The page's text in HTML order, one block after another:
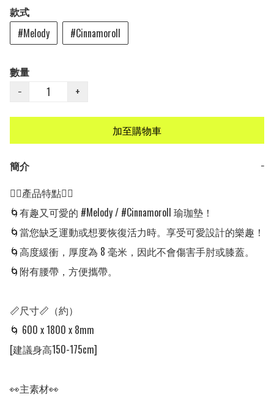
款式
#Melody
#Cinnamoroll
數量
−
+
加至購物車
簡介
−
👍🏻產品特點👍🏻
🌀有趣又可愛的 #Melody / #Cinnamoroll 瑜珈墊！
🌀當您缺乏運動或想要恢復活力時。享受可愛設計的樂趣！
🌀高度緩衝，厚度為 8 毫米，因此不會傷害手肘或膝蓋。
🌀附有腰帶，方便攜帶。
📏尺寸📏（約）
🌀 600 x 1800 x 8mm
[建議身高150-175cm]
👀主素材👀